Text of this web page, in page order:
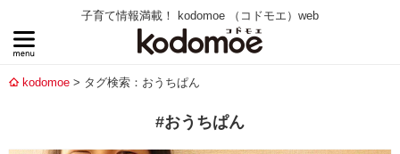
子育て情報満載！ kodomoe （コドモエ）web
kodomoe タグ検索：おうちぱん
#おうちぱん